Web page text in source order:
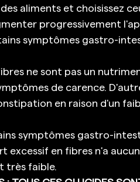
aliments et choisissez
progressivement
symptômes gastro-
ne sont pas un
de carence.
en raison d'un
symptômes gastro-
excessif en fibres n'a
très faible.